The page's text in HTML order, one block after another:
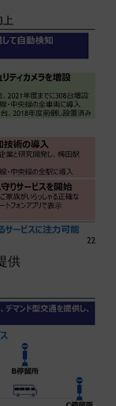
供